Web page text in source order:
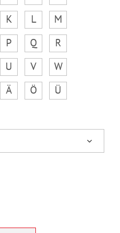
K L
M
P Q
R
U V
W
Ä Ö
Ü